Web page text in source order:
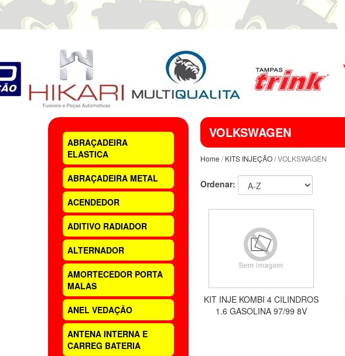
ABRAÇADEIRA
ELASTICA
ABRAÇADEIRA METAL
ACENDEDOR
ADITIVO RADIADOR
ALTERNADOR
AMORTECEDOR PORTA
MALAS
ANEL VEDAÇÃO
ANTENA INTERNA E
CARREG BATERIA
VOLKSWAGEN
Home /KITS INJEÇÃO/ VOLKSWAGEN
Ordenar:
KIT INJE KOMBI 4 CILINDROS
1.6 GASOLINA 97/99 8V